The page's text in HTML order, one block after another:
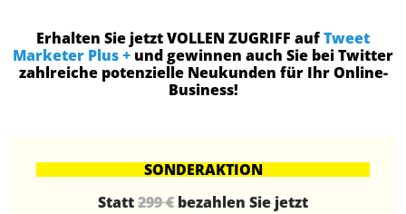
Erhalten Sie jetzt VOLLEN ZUGRIFF aufTweet
Marketer Plus + und gewinnen auch Sie bei Twitter
zahlreiche potenzielle Neukunden für Ihr Online-
Business!
SONDERAKTION
Statt299 € bezahlen Sie jetzt